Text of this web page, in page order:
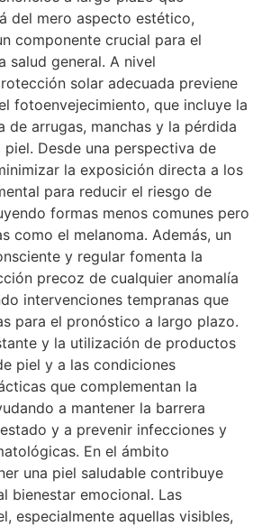
del mero aspecto estético,
componente crucial para el
salud general. A nivel
solar adecuada previene
fotoenvejecimiento, que incluye la
de arrugas, manchas y la pérdida
Desde una perspectiva de
la exposición directa a los
para reducir el riesgo de
formas menos comunes pero
como el melanoma. Además, un
y regular fomenta la
precoz de cualquier anomalía
intervenciones tempranas que
para el pronóstico a largo plazo.
y la utilización de productos
piel y a las condiciones
que complementan la
a mantener la barrera
y a prevenir infecciones y
En el ámbito
una piel saludable contribuye
bienestar emocional. Las
especialmente aquellas visibles,